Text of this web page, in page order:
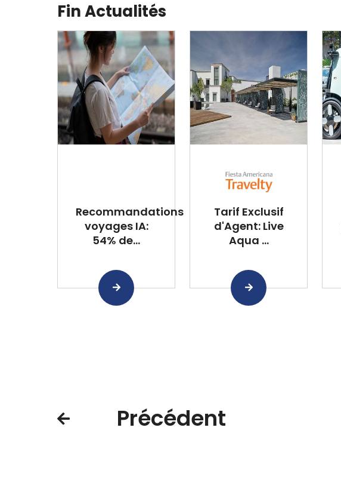
Fin Actualités
Recommandations
voyages IA:
54% de...
Tarif Exclusif
d'Agent: Live
Aqua ...
Précédent